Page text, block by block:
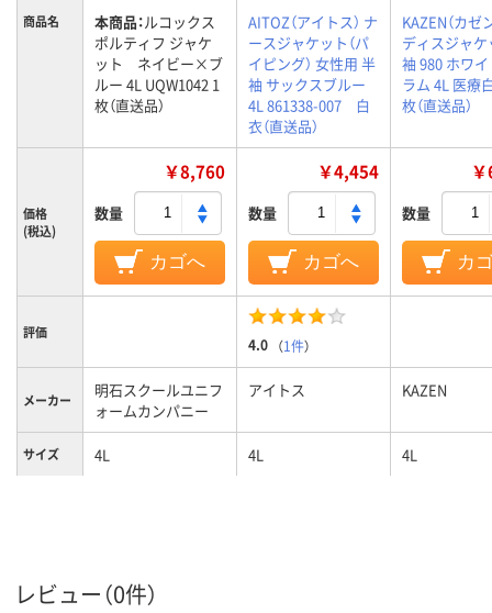
商品名 本商品：ルコックス
ポルティフ ジャケ
ット ネイビー×ブ
ルー 4L UQW1042 1
枚（直送品）
AITOZ（アイトス） ナ
ースジャケット（パ
イピング） 女性用 半
袖 サックスブルー
4L 861338-007 白
衣（直送品）
KAZEN（カゼ
ディスジャ
袖 980 ホワ
ラム 4L 医療
枚（直送品）
価格
(税込)
￥8,760
数量
カゴへ
￥4,454
数量
カゴへ
数量
カ
評価
4.0 （1件）
メーカー
明石スクールユニフ
ォームカンパニー
アイトス KAZEN
サイズ 4L 4L 4L
レビュー（0件）